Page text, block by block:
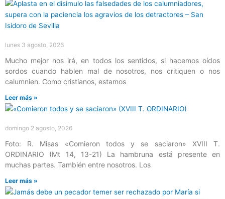
lunes 3 agosto, 2026
Mucho mejor nos irá, en todos los sentidos, si hacemos oídos
sordos cuando hablen mal de nosotros, nos critiquen o nos
calumnien. Como cristianos, estamos
Leer más »
domingo 2 agosto, 2026
Foto: R. Misas «Comieron todos y se saciaron» XVIII T.
ORDINARIO (Mt 14, 13-21) La hambruna está presente en
muchas partes. También entre nosotros. Los
Leer más »